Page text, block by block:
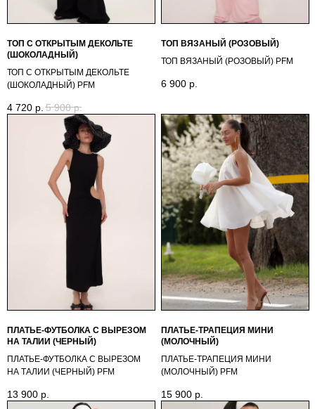
ТОП С ОТКРЫТЫМ ДЕКОЛЬТЕ
(ШОКОЛАДНЫЙ)
ТОП С ОТКРЫТЫМ ДЕКОЛЬТЕ
(ШОКОЛАДНЫЙ) PFM
4 720 р. 5 900 р.
ТОП ВЯЗАНЫЙ (РОЗОВЫЙ)
ТОП ВЯЗАНЫЙ (РОЗОВЫЙ) PFM
6 900 р.
ПЛАТЬЕ-ФУТБОЛКА С ВЫРЕЗОМ
НА ТАЛИИ (ЧЕРНЫЙ)
ПЛАТЬЕ-ФУТБОЛКА С ВЫРЕЗОМ
НА ТАЛИИ (ЧЕРНЫЙ) PFМ
13 900 р.
ПЛАТЬЕ-ТРАПЕЦИЯ МИНИ
(МОЛОЧНЫЙ)
ПЛАТЬЕ-ТРАПЕЦИЯ МИНИ
(МОЛОЧНЫЙ) PFМ
15 900 р.